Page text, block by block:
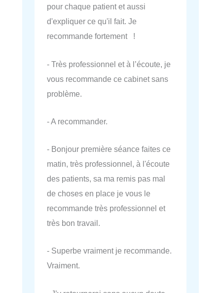
pour chaque patient et aussi
d'expliquer ce qu'il fait. Je
recommande fortement !
- Très professionnel et à l’écoute, je
vous recommande ce cabinet sans
problème.
- A recommander.
- Bonjour première séance faites ce
matin, très professionnel, à l'écoute
des patients, sa ma remis pas mal
de choses en place je vous le
recommande très professionnel et
très bon travail.
- Superbe vraiment je recommande.
Vraiment.